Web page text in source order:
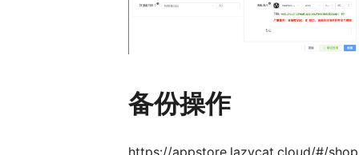
备份操作